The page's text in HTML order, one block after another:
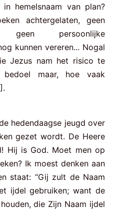
hemelsnaam van plan?
achtergelaten, geen
geen persoonlijke
kunnen vereren... Nogal
Jezus nam het risico te
maar, hoe vaak
hedendaagse jeugd over
gezet wordt. De Heere
Hij is God. Moet men op
Ik moest denken aan
staat: “Gij zult de Naam
ijdel gebruiken; want de
die Zijn Naam ijdel